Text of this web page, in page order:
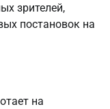
зрителей,
постановок на
на